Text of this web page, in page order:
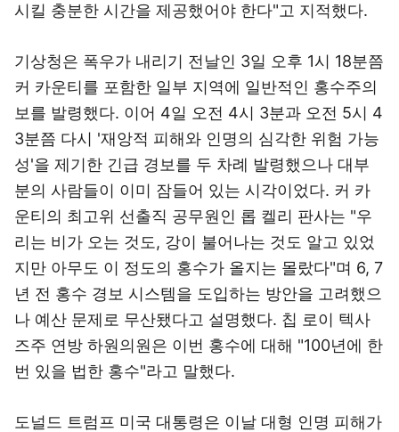
시킬 충분한 시간을 제공했어야 한다"고 지적했다.
기상청은 폭우가 내리기 전날인 3일 오후 1시 18분쯤
커 카운티를 포함한 일부 지역에 일반적인 홍수주의
보를 발령했다. 이어 4일 오전 4시 3분과 오전 5시 4
3분쯤 다시 '재앙적 피해와 인명의 심각한 위험 가능
성'을 제기한 긴급 경보를 두 차례 발령했으나 대부
분의 사람들이 이미 잠들어 있는 시각이었다. 커 카
운티의 최고위 선출직 공무원인 롭 켈리 판사는 "우
리는 비가 오는 것도, 강이 불어나는 것도 알고 있었
지만 아무도 이 정도의 홍수가 올지는 몰랐다"며 6, 7
년 전 홍수 경보 시스템을 도입하는 방안을 고려했으
나 예산 문제로 무산됐다고 설명했다. 칩 로이 텍사
즈주 연방 하원의원은 이번 홍수에 대해 "100년에 한
번 있을 법한 홍수"라고 말했다.
도널드 트럼프 미국 대통령은 이날 대형 인명 피해가